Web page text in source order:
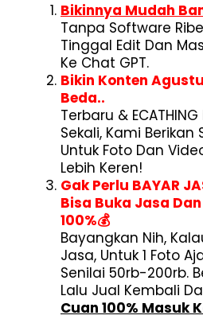
Bikinnya Mudah
Tanpa Software
Tinggal Edit Dan
Ke Chat GPT.
Bikin Konten
Beda..
Terbaru &
Sekali, Kami
Untuk Foto Dan
Lebih Keren!
Gak Perlu BAYAR
Bisa Buka Jasa
100%💰
Bayangkan Nih,
Jasa, Untuk 1 Foto
Senilai 50rb-200rb.
Lalu Jual Kembali
Cuan 100% Masuk